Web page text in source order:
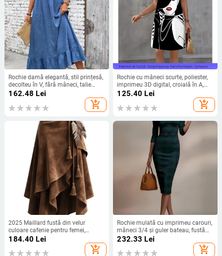
Rochie damă elegantă, stil prințesă,
decolteu în V, fără mâneci, talie
reglabilă, lungime midi, poliester cu
162.48 Lei
add_shopping_cart
Rochie cu mâneci scurte, poliester,
imprimeu 3D digital, croială în A,
lungime medie, guler rotund
125.40 Lei
add_shopping_cart
2025 Maillard fustă din velur
culoare cafenie pentru femei,
toamnă, șiret neregulat, croială în A,
184.40 Lei
add_shopping_cart
Rochie mulată cu imprimeu carouri,
mâneci 3/4 și guler bateau, fustă
lungă
232.33 Lei
add_shopping_cart